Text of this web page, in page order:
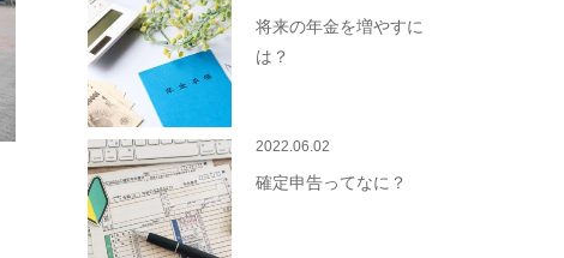
将来の年金を増やすに
は？
2022.06.02
確定申告ってなに？